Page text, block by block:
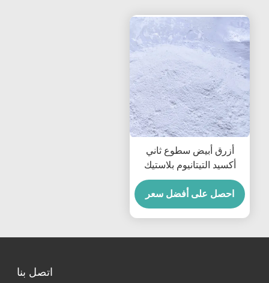
أزرق أبيض سطوع ثاني
أكسيد التيتانيوم بلاستيك
أناتاز يوفر نقاءً غير معالج
احصل على أفضل سعر
اتصل بنا